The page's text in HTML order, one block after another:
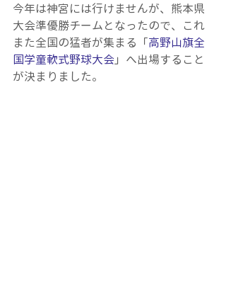
今年は神宮には行けませんが、熊本県
大会準優勝チームとなったので、これ
また全国の猛者が集まる「高野山旗全
国学童軟式野球大会 」へ出場すること
が決まりました。